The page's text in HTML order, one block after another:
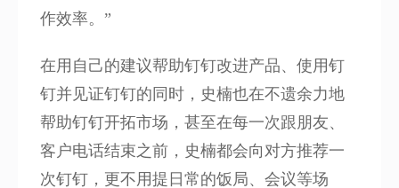
作效率。”
在用自己的建议帮助钉钉改进产品、使用钉
钉并见证钉钉的同时，史楠也在不遗余力地
帮助钉钉开拓市场，甚至在每一次跟朋友、
客户电话结束之前，史楠都会向对方推荐一
次钉钉，更不用提日常的饭局、会议等场